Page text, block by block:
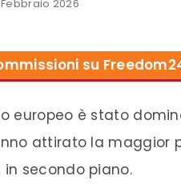
2026
su
europeo è stato
attirato la maggior
secondo piano.